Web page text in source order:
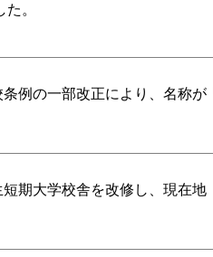
。
例の一部改正により、名称
期大学校舎を改修し、現在